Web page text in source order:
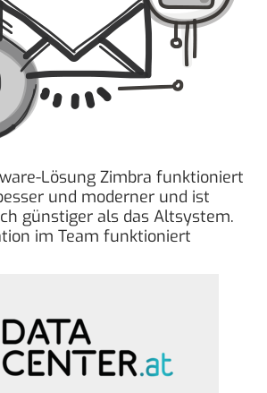
Lösung Zimbra funktioniert
und moderner und ist
günstiger als das Altsystem.
im Team funktioniert